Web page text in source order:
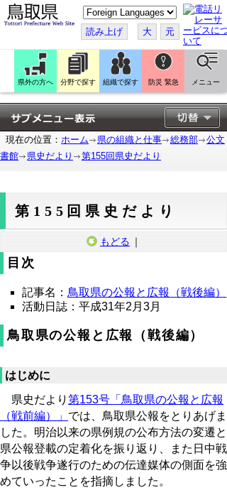
こ
の
ペ
ー
ジ
翻
訳
す
る
読み上げ 大 元
県外の方へ 分野で探す 組織で探す 防災 緊急 メニュー
現在の位置： ホーム 県の組織と仕事 総務部
公文
書館
県史だより 第155回県史だより
第155回県史だより
もどる ｜
目次
記事名： 鳥取県の公報と広報（戦後編）
活動日誌：平成31年2月3月
鳥取県の公報と広報（戦後編）
はじめに
県史だより 第153号「鳥取県の公報と広報
（戦前編）」 では、鳥取県公報をとりあげま
した。明治以来の県例規の公布方法の変遷と
県公報登載の定着化を振り返り、また日中戦
争以後戦争遂行のための伝達媒体の側面を強
めていったことを指摘しました。